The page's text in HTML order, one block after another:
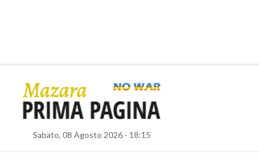
Sabato, 08 Agosto 2026 - 18:15